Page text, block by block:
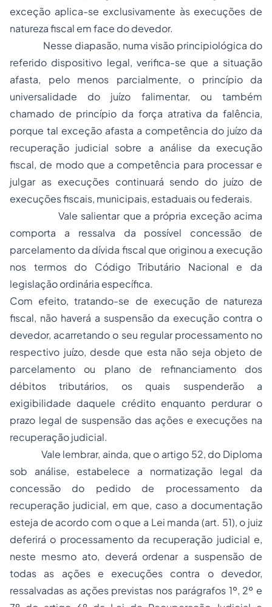
exceção aplica-se exclusivamente às execuções de
natureza fiscal em face do devedor.
Nesse diapasão, numa visão principiológica do
referido dispositivo legal, verifica-se que a situação
afasta, pelo menos parcialmente, o princípio da
universalidade do juízo falimentar, ou também
chamado de princípio da força atrativa da falência,
porque tal exceção afasta a competência do juízo da
recuperação judicial sobre a análise da execução
fiscal, de modo que a competência para processar e
julgar as execuções continuará sendo do juízo de
execuções fiscais, municipais, estaduais ou federais.
Vale salientar que a própria exceção acima
comporta a ressalva da possível concessão de
parcelamento da dívida fiscal que originou a execução
nos termos do Código Tributário Nacional e da
legislação ordinária específica.
Com efeito, tratando-se de execução de natureza
fiscal, não haverá a suspensão da execução contra o
devedor, acarretando o seu regular processamento no
respectivo juízo, desde que esta não seja objeto de
parcelamento ou plano de refinanciamento dos
débitos tributários, os quais suspenderão a
exigibilidade daquele crédito enquanto perdurar o
prazo legal de suspensão das ações e execuções na
recuperação judicial.
Vale lembrar, ainda, que o artigo 52, do Diploma
sob análise, estabelece a normatização legal da
concessão do pedido de processamento da
recuperação judicial, em que, caso a documentação
esteja de acordo com o que a Lei manda (art. 51), o juiz
deferirá o processamento da recuperação judicial e,
neste mesmo ato, deverá ordenar a suspensão de
todas as ações e execuções contra o devedor,
ressalvadas as ações previstas nos parágrafos 1º, 2º e